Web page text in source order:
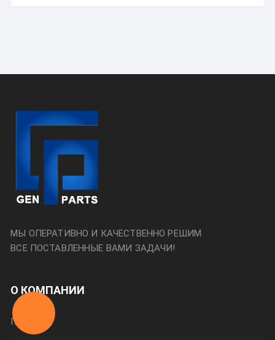
МЫ ОПЕРАТИВНО И КАЧЕСТВЕННО РЕШИМ
ВСЕ ПОСТАВЛЕННЫЕ ВАМИ ЗАДАЧИ!
О КОМПАНИИ
Главная